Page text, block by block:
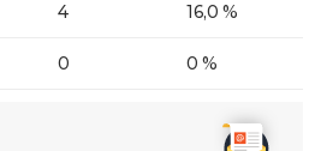
4 16,0 %
0 0 %